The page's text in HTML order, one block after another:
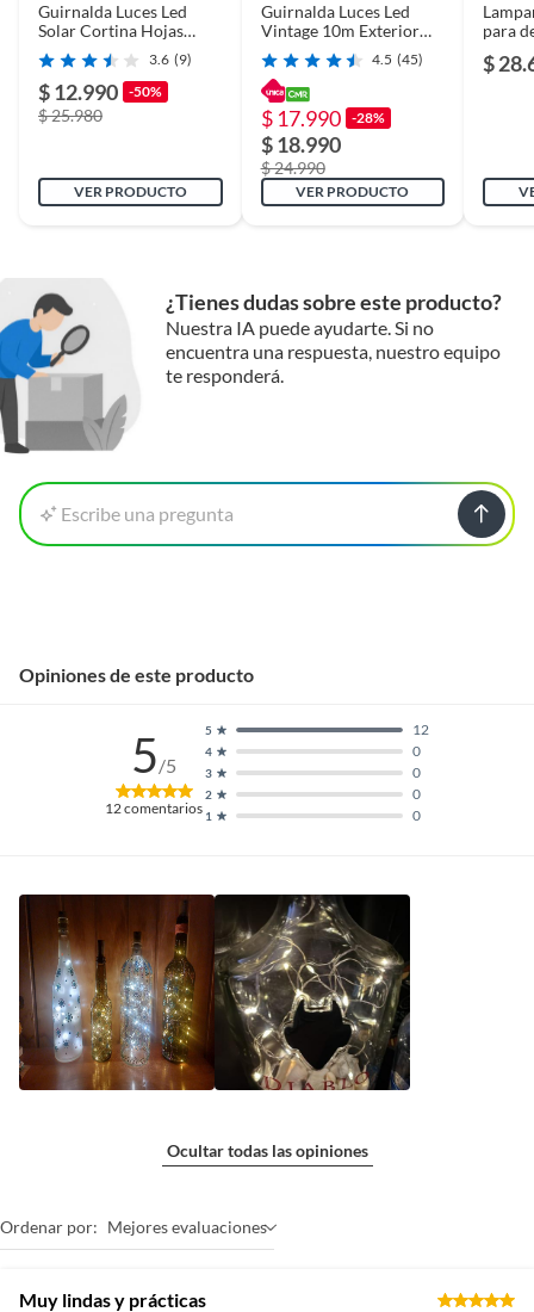
Guirnalda Luces Led
Solar Cortina Hojas
Enredadera
3.6 (9)
$ 12.990 -50%
$ 25.980
VER PRODUCTO
Guirnalda Luces Led
Vintage 10m Exterior
IP65 Impermeable 10
Ampolletas E27 4w
Incluidas Luz Calida
4.5 (45)
$ 17.990 -28%
$ 18.990
$ 24.990
VER PRODUCTO
para
$
¿Tienes dudas sobre este producto?
Nuestra IA puede ayudarte. Si no
encuentra una respuesta, nuestro equipo
te responderá.
Escribe una pregunta
Opiniones de este producto
5/5
12comentarios 1 0
2 0
3 0
4 0
5 12
Ocultar todas las opiniones
Ordenar por: Mejores evaluaciones
Muy lindas y prácticas